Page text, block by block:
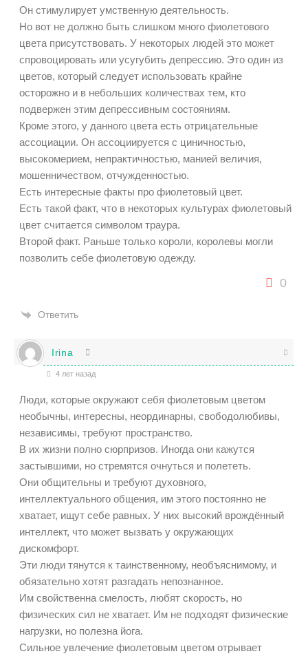
Он стимулирует умственную деятельность.
Но вот не должно быть слишком много фиолетового
цвета присутствовать. У некоторых людей это может
спровоцировать или усугубить депрессию. Это один из
цветов, который следует использовать крайне
осторожно и в небольших количествах тем, кто
подвержен этим депрессивным состояниям.
Кроме этого, у данного цвета есть отрицательные
ассоциации. Он ассоциируется с циничностью,
высокомерием, непрактичностью, манией величия,
мошенничеством, отчужденностью.
Есть интересные факты про фиолетовый цвет.
Есть такой факт, что в некоторых культурах фиолетовый
цвет считается символом траура.
Второй факт. Раньше только короли, королевы могли
позволить себе фиолетовую одежду.
0
Ответить
Irina
4 лет назад
Люди, которые окружают себя фиолетовым цветом
необычны, интересны, неординарны, свободолюбивы,
независимы, требуют пространство.
В их жизни полно сюрпризов. Иногда они кажутся
застывшими, но стремятся очнуться и полететь.
Они общительны и требуют духовного,
интеллектуального общения, им этого постоянно не
хватает, ищут себе равных. У них высокий врождённый
интеллект, что может вызвать у окружающих
дискомфорт.
Эти люди тянутся к таинственному, необъяснимому, и
обязательно хотят разгадать непознанное.
Им свойственна смелость, любят скорость, но
физических сил не хватает. Им не подходят физические
нагрузки, но полезна йога.
Сильное увлечение фиолетовым цветом отрывает